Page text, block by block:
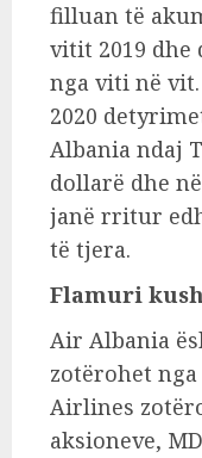
filluan të
vitit 2019 dhe
nga viti në
2020
Albania ndaj
dollarë dhe
janë rritur
të tjera.
Flamuri
Air Albania
zotërohet
Airlines
aksioneve,